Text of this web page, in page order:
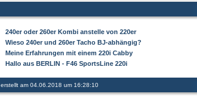
240er oder 260er Kombi anstelle von 220er
Wieso 240er und 260er Tacho BJ-abhängig?
Meine Erfahrungen mit einem 220i Cabby
Hallo aus BERLIN - F46 SportsLine 220i
erstellt am 04.06.2018 um 16:28:10